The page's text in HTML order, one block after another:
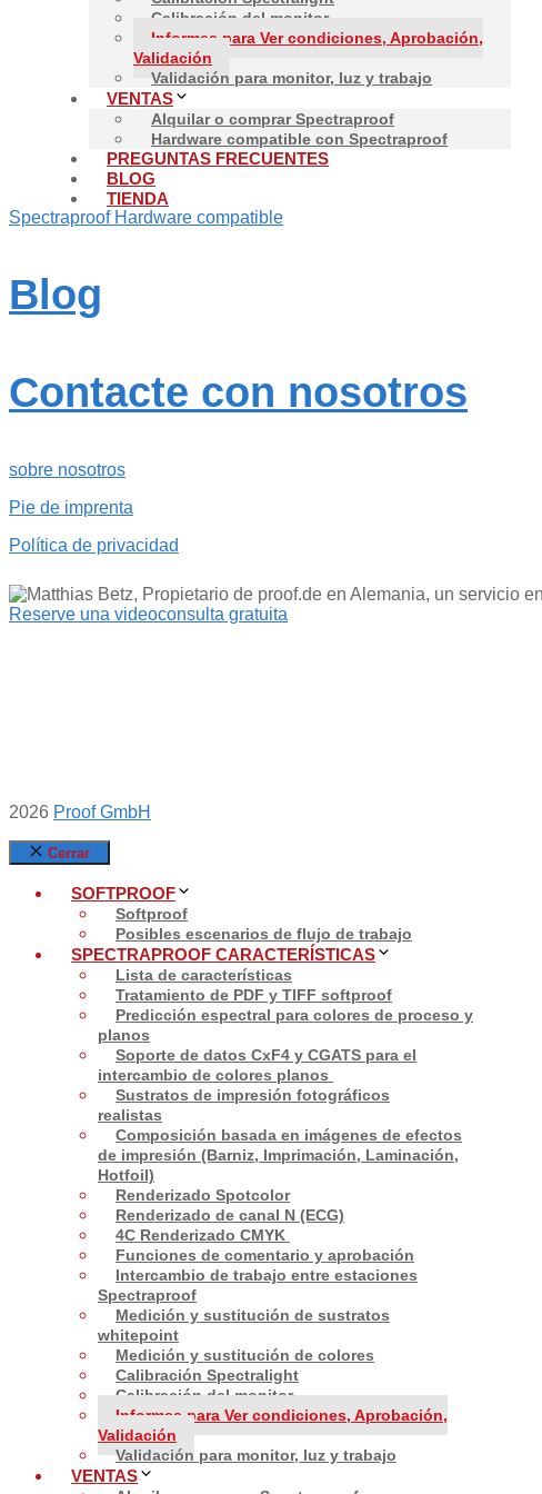
Calibración del monitor
Informes para Ver condiciones, Aprobación,
Validación
Validación para monitor, luz y trabajo
VENTAS
Alquilar o comprar Spectraproof
Hardware compatible con Spectraproof
PREGUNTAS FRECUENTES
BLOG
TIENDA
Espectral CxF4/Sustratos/Composición de la impresión
Spectraproof
Spectraproof Hardware compatible
Blog
Contacte con nosotros
sobre nosotros
Pie de imprenta
Política de privacidad
Reserve una videoconsulta gratuita
2026 Proof GmbH
Cerrar
SOFTPROOF
Softproof
Posibles escenarios de flujo de trabajo
SPECTRAPROOF CARACTERÍSTICAS
Lista de características
Tratamiento de PDF y TIFF softproof
Predicción espectral para colores de proceso y
planos
Soporte de datos CxF4 y CGATS para el
intercambio de colores planos
Sustratos de impresión fotográficos
realistas
Composición basada en imágenes de efectos
de impresión (Barniz, Imprimación, Laminación,
Hotfoil)
Renderizado Spotcolor
Renderizado de canal N (ECG)
4C Renderizado CMYK
Funciones de comentario y aprobación
Intercambio de trabajo entre estaciones
Spectraproof
Medición y sustitución de sustratos
whitepoint
Medición y sustitución de colores
Calibración Spectralight
Calibración del monitor
Informes para Ver condiciones, Aprobación,
Validación
Validación para monitor, luz y trabajo
VENTAS